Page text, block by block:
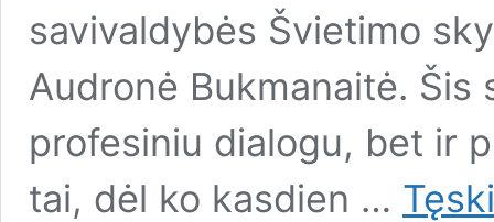
savivaldybės Švietimo
Audronė Bukmanaitė.
profesiniu dialogu, bet ir
tai, dėl ko kasdien …